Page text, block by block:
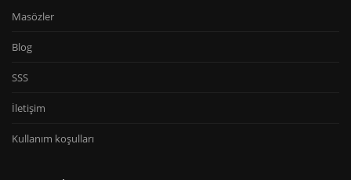
Masözler
Blog
SSS
İletişim
Kullanım koşulları